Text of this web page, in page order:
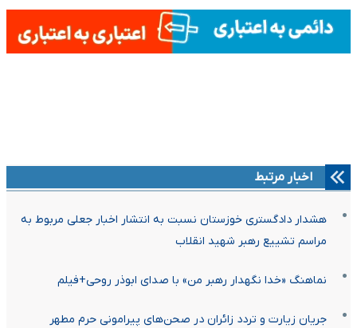
اخبار مرتبط
هشدار دادگستری خوزستان نسبت به انتشار اخبار جعلی مربوط به
مراسم تشییع رهبر شهید انقلاب
نماهنگ «خدا نگهدار رهبر من» با صدای ابوذر روحی+فیلم
جریان زیارت و تردد زائران در صحن‌های پیرامونی حرم مطهر